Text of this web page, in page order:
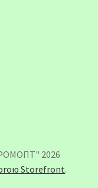
2026
Storefront.